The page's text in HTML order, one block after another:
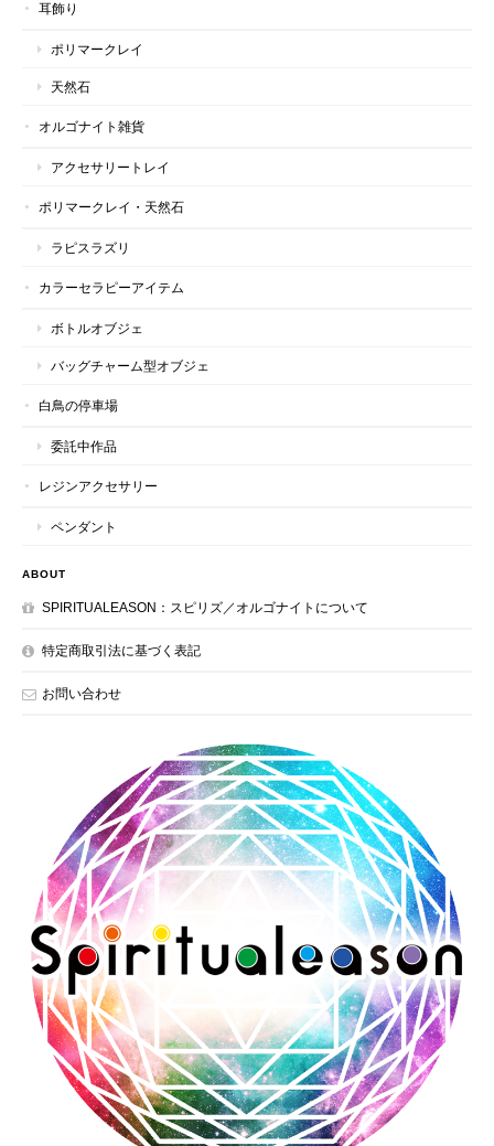
耳飾り
ポリマークレイ
天然石
オルゴナイト雑貨
アクセサリートレイ
ポリマークレイ・天然石
ラピスラズリ
カラーセラピーアイテム
ボトルオブジェ
バッグチャーム型オブジェ
白鳥の停車場
委託中作品
レジンアクセサリー
ペンダント
ABOUT
SPIRITUALEASON：スピリズ／オルゴナイトについて
特定商取引法に基づく表記
お問い合わせ